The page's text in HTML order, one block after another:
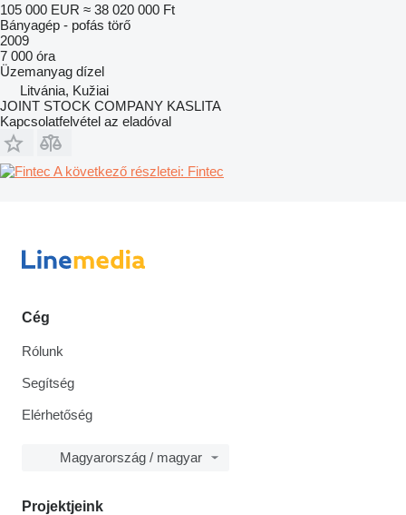
105 000 EUR ≈ 38 020 000 Ft
Bányagép - pofás törő
2009
7 000 óra
Üzemanyag dízel
Litvánia, Kužiai
JOINT STOCK COMPANY KASLITA
Kapcsolatfelvétel az eladóval
A következő részletei: Fintec
Cég
Rólunk
Segítség
Elérhetőség
Magyarország / magyar
Projektjeink